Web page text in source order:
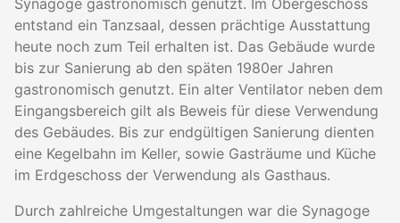
entstand ein Tanzsaal, dessen prächtige Ausstattung
heute noch zum Teil erhalten ist. Das Gebäude wurde
bis zur Sanierung ab den späten 1980er Jahren
gastronomisch genutzt. Ein alter Ventilator neben dem
Eingangsbereich gilt als Beweis für diese Verwendung
des Gebäudes. Bis zur endgültigen Sanierung dienten
eine Kegelbahn im Keller, sowie Gasträume und Küche
im Erdgeschoss der Verwendung als Gasthaus.
Durch zahlreiche Umgestaltungen war die Synagoge